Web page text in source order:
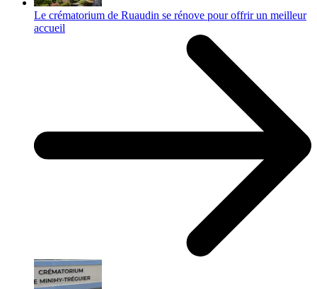
Le crématorium de Ruaudin se rénove pour offrir un meilleur
accueil